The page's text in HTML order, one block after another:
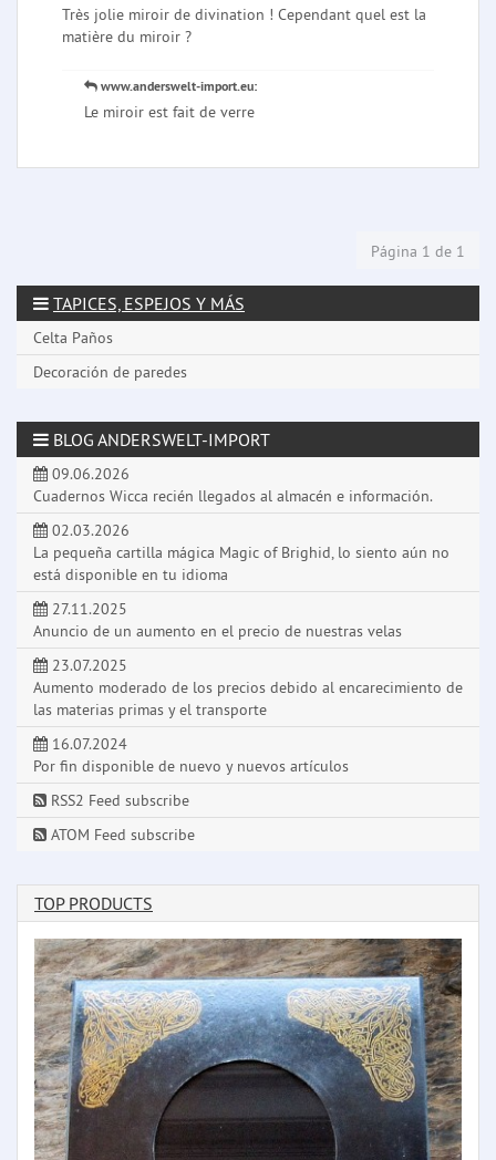
Très jolie miroir de divination ! Cependant quel est la
matière du miroir ?
www.anderswelt-import.eu:
Le miroir est fait de verre
Página 1 de 1
TAPICES, ESPEJOS Y MÁS
Celta Paños
Decoración de paredes
BLOG ANDERSWELT-IMPORT
09.06.2026
Cuadernos Wicca recién llegados al almacén e información.
02.03.2026
La pequeña cartilla mágica Magic of Brighid, lo siento aún no
está disponible en tu idioma
27.11.2025
Anuncio de un aumento en el precio de nuestras velas
23.07.2025
Aumento moderado de los precios debido al encarecimiento de
las materias primas y el transporte
16.07.2024
Por fin disponible de nuevo y nuevos artículos
RSS2 Feed subscribe
ATOM Feed subscribe
TOP PRODUCTS